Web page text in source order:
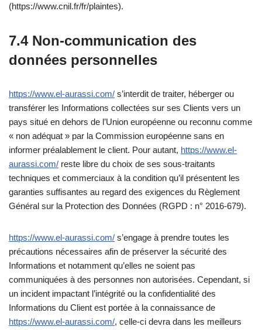
(https://www.cnil.fr/fr/plaintes).
7.4 Non-communication des
données personnelles
https://www.el-aurassi.com/ s’interdit de traiter, héberger ou
transférer les Informations collectées sur ses Clients vers un
pays situé en dehors de l’Union européenne ou reconnu comme
« non adéquat » par la Commission européenne sans en
informer préalablement le client. Pour autant, https://www.el-
aurassi.com/ reste libre du choix de ses sous-traitants
techniques et commerciaux à la condition qu’il présentent les
garanties suffisantes au regard des exigences du Règlement
Général sur la Protection des Données (RGPD : n° 2016-679).
https://www.el-aurassi.com/ s’engage à prendre toutes les
précautions nécessaires afin de préserver la sécurité des
Informations et notamment qu’elles ne soient pas
communiquées à des personnes non autorisées. Cependant, si
un incident impactant l’intégrité ou la confidentialité des
Informations du Client est portée à la connaissance de
https://www.el-aurassi.com/, celle-ci devra dans les meilleurs